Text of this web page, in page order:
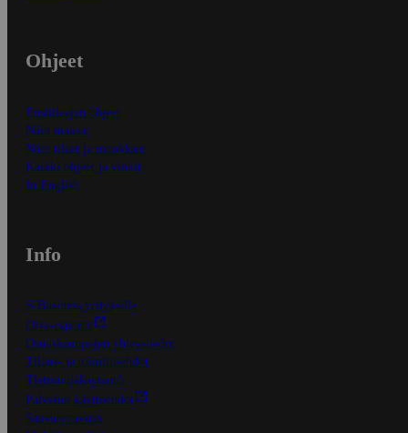
Ohjeet
Ensitilaajan ohjeet
Näin maksat
Näin tilaat ja muokkaat
Kaikki ohjeet ja vinkit
In English
Info
S-Business yrityksille
Oiva-raportit
Osuuskauppojen yhteystiedot
Tilaus- ja toimitusehdot
Tietosuojakäytäntö
Palvelun käyttöehdot
Saavutettavuus